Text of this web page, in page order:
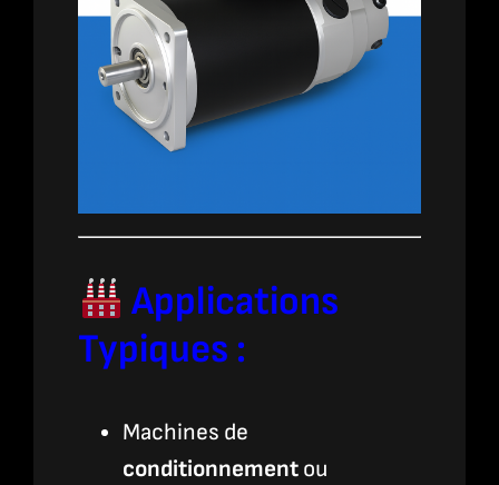
Applications
Typiques :
Machines de
conditionnementou